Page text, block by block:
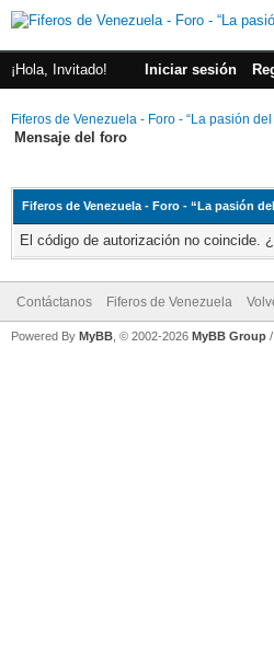
¡Hola, Invitado! Iniciar sesión
Fiferos de Venezuela - Foro - “La pasión
Mensaje del foro
Fiferos de Venezuela - Foro - “La pasión
El código de autorización no coincide.
Contáctanos Fiferos de Venezuela
Powered By MyBB , © 2002-2026 MyBB Group /